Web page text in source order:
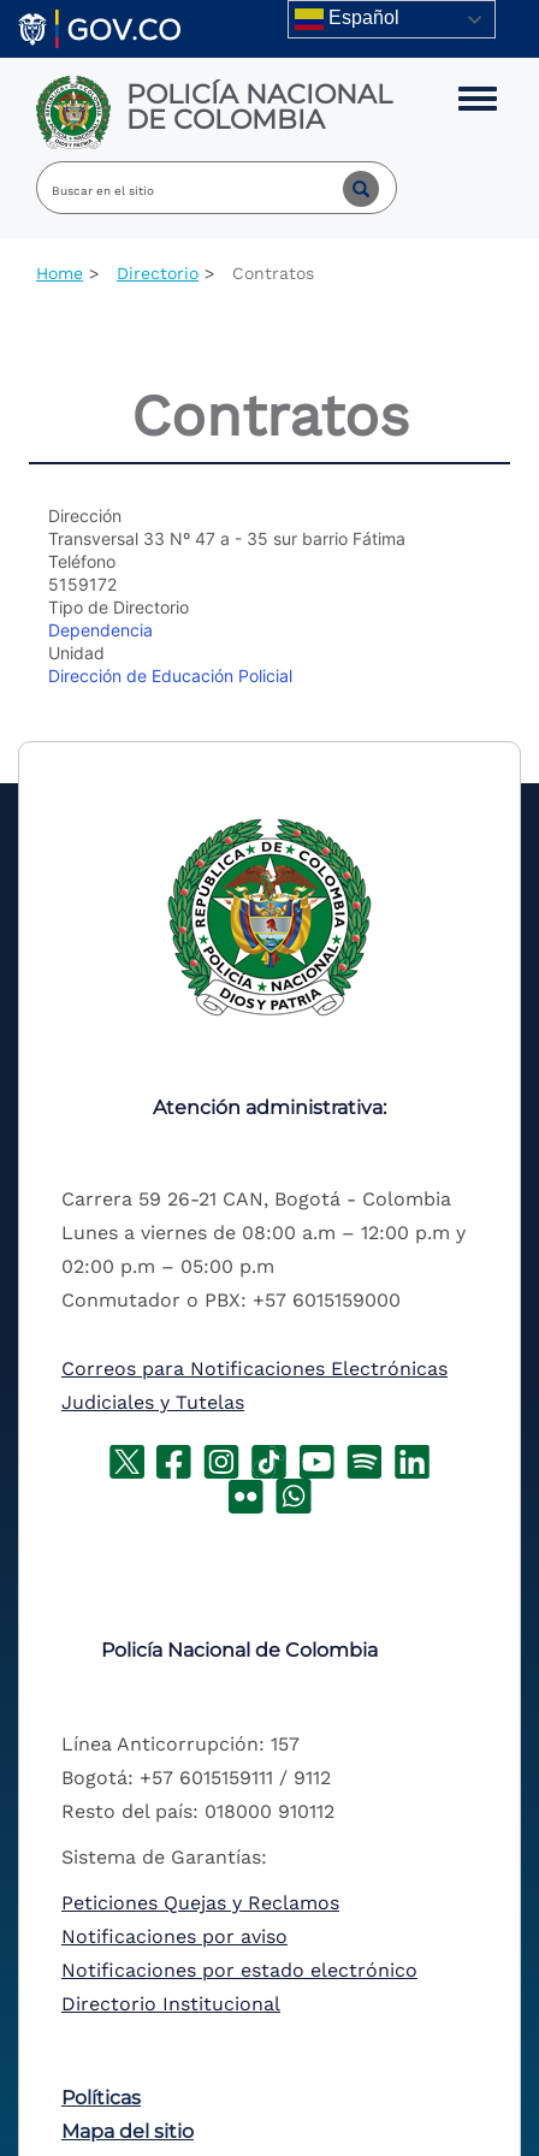
Skip to main content Español
POLICÍA NACIONAL
DE COLOMBIA Toggle
Home Directorio Contratos
Contratos
Dirección
Transversal 33 Nº 47 a - 35 sur barrio Fátima
Teléfono
5159172
Tipo de Directorio
Dependencia
Unidad
Dirección de Educación Policial
Atención administrativa:
Carrera 59 26-21 CAN, Bogotá - Colombia
Lunes a viernes de 08:00 a.m – 12:00 p.m y
02:00 p.m – 05:00 p.m
Conmutador o PBX: +57 6015159000
Correos para Notificaciones Electrónicas
Judiciales y Tutelas
Policía Nacional de Colombia
Línea Anticorrupción: 157
Bogotá: +57 6015159111 / 9112
Resto del país: 018000 910112
Sistema de Garantías:
Peticiones Quejas y Reclamos
Notificaciones por aviso
Notificaciones por estado electrónico
Directorio Institucional
Políticas
Mapa del sitio